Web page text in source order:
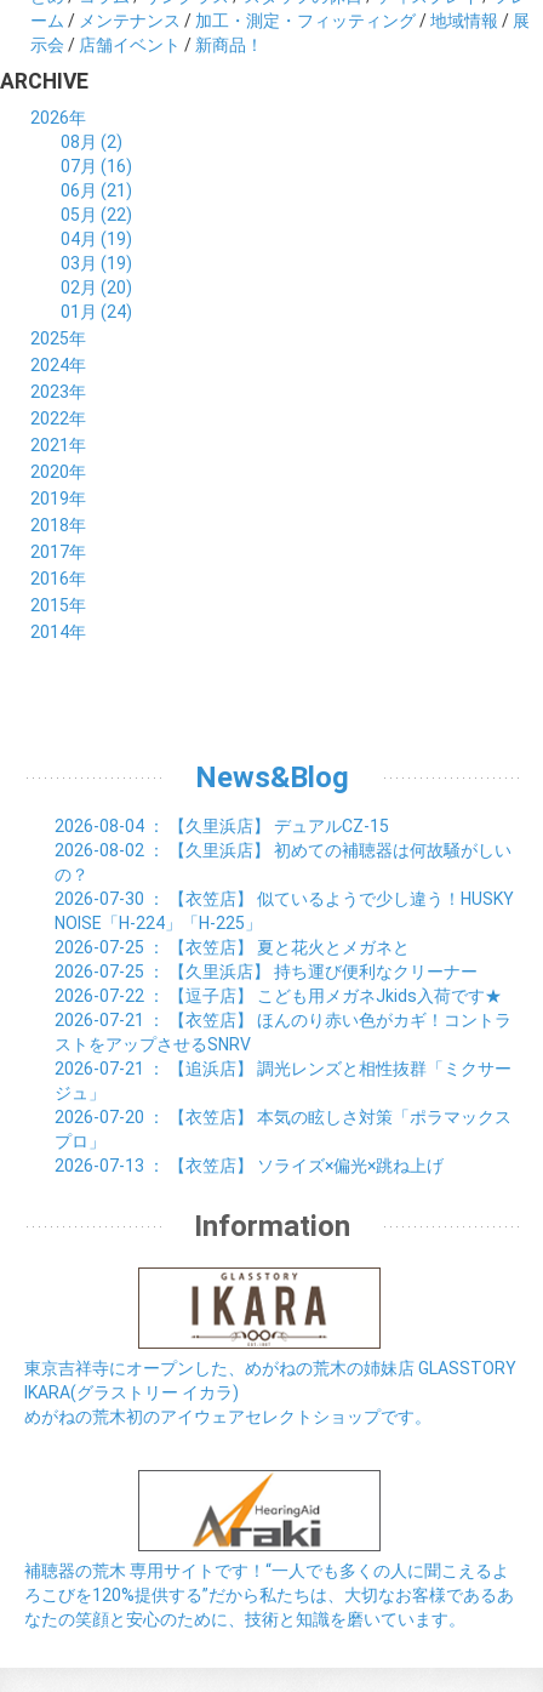
ーム / メンテナンス / 加工・測定・フィッティング/地域情報 / 展
示会 / 店舗イベント / 新商品！
ARCHIVE
2026年
08月 (2)
07月 (16)
06月 (21)
05月 (22)
04月 (19)
03月 (19)
02月 (20)
01月 (24)
2025年
12月 (14)
11月 (17)
10月 (21)
09月 (20)
08月 (20)
07月 (18)
06月 (22)
05月 (21)
04月 (19)
03月 (19)
02月 (19)
01月 (21)
2024年
12月 (19)
11月 (21)
10月 (23)
09月 (23)
08月 (20)
07月 (21)
06月 (22)
05月 (18)
04月 (26)
03月 (23)
02月 (29)
2023年
12月 (19)
11月 (19)
10月 (20)
09月 (22)
08月 (24)
07月 (26)
06月 (25)
05月 (28)
04月 (26)
03月 (30)
2022年
12月 (36)
11月 (16)
10月 (22)
09月 (20)
08月 (18)
07月 (21)
06月 (23)
05月 (25)
04月 (20)
2021年
12月 (18)
11月 (19)
10月 (20)
09月 (24)
08月 (35)
07月 (17)
06月 (25)
05月 (31)
2020年
12月 (19)
11月 (23)
10月 (24)
09月 (29)
08月 (26)
07月 (25)
06月 (21)
2019年
12月 (26)
11月 (21)
10月 (26)
09月 (26)
08月 (31)
07月 (22)
2018年
12月 (22)
11月 (28)
10月 (23)
09月 (27)
08月 (24)
01月 (24)
2017年
12月 (20)
11月 (22)
10月 (21)
02月 (20)
01月 (23)
2016年
12月 (26)
11月 (21)
03月 (25)
02月 (30)
01月 (33)
2015年
12月 (36)
06月 (15)
04月 (9)
03月 (7)
02月 (7)
01月 (9)
2014年
News&Blog
2026-08-04 ： 【久里浜店】 デュアルCZ-15
2026-08-02 ： 【久里浜店】 初めての補聴器は何故騒がしい
の？
2026-07-30 ： 【衣笠店】 似ているようで少し違う！HUSKY
NOISE「H-224」「H-225」
2026-07-25 ： 【衣笠店】 夏と花火とメガネと
2026-07-25 ： 【久里浜店】 持ち運び便利なクリーナー
2026-07-22 ： 【逗子店】
こども用メガネJkids入荷です★
2026-07-21
： 【衣笠店】 ほんのり赤い色がカギ！コントラ
ストをアップさせるSNRV
2026-07-21
： 【追浜店】 調光レンズと相性抜群「ミクサー
ジュ」
2026-07-20 ： 【衣笠店】 本気の眩しさ対策「ポラマックス
プロ」
2026-07-13 ： 【衣笠店】 ソライズ×偏光×跳ね上げ
Information
東京吉祥寺にオープンした、めがねの荒木の姉妹店 GLASSTORY
IKARA(グラストリー イカラ)
めがねの荒木初のアイウェアセレクトショップです。
補聴器の荒木 専用サイトです！“一人でも多くの人に聞こえるよ
ろこびを120%提供する”だから私たちは、大切なお客様であるあ
なたの笑顔と安心のために、技術と知識を磨いています。